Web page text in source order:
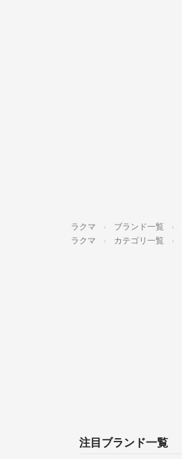
ラクマ ブランド一覧
ラクマ カテゴリ一覧
注目ブランド一覧